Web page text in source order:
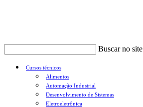
Buscar no site
Cursos técnicos
Alimentos
Automação Industrial
Desenvolvimento de Sistemas
Eletroeletrônica